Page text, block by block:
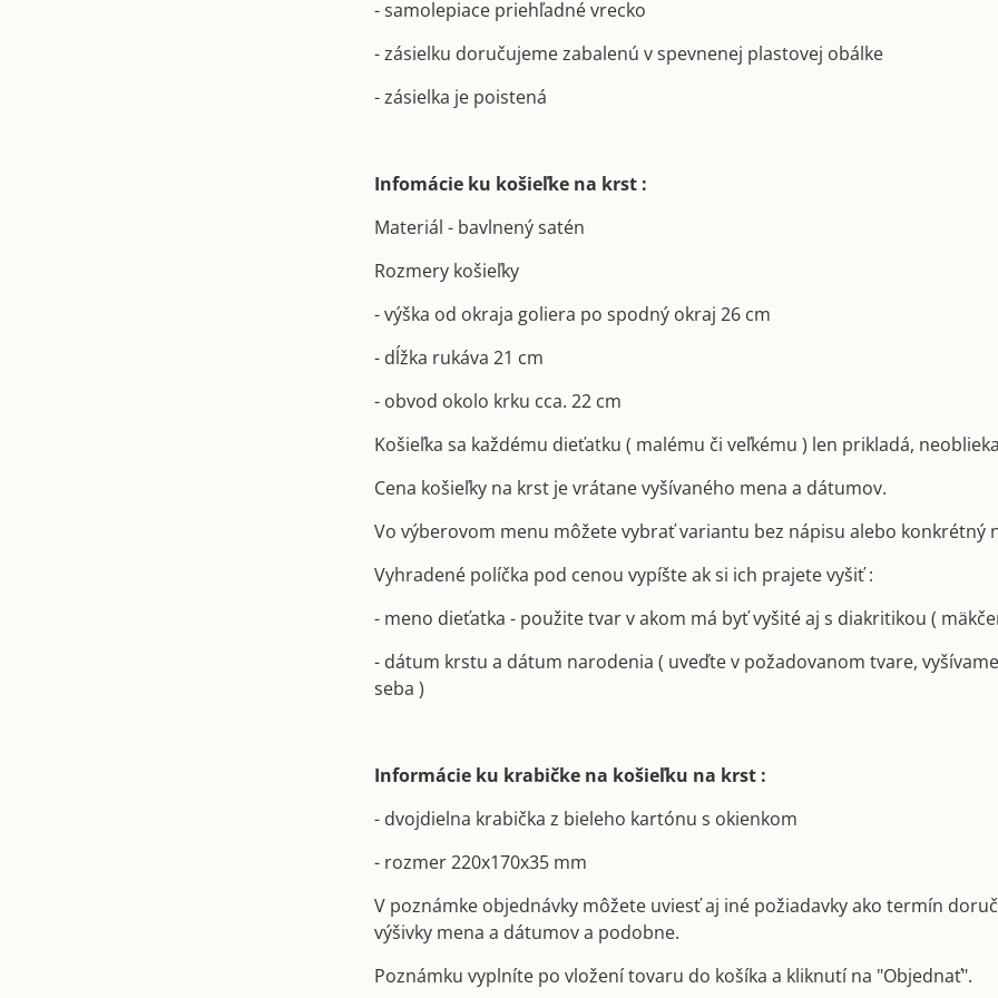
- samolepiace priehľadné vrecko
- zásielku doručujeme zabalenú v spevnenej plastovej obálke
- zásielka je poistená
Infomácie ku košieľke na krst :
Materiál - bavlnený satén
Rozmery košieľky
- výška od okraja goliera po spodný okraj 26 cm
- dĺžka rukáva 21 cm
- obvod okolo krku cca. 22 cm
Košieľka sa každému dieťatku ( malému či veľkému ) len prikladá,
Cena košieľky na krst je vrátane vyšívaného mena a dátumov.
Vo výberovom menu môžete vybrať variantu bez nápisu alebo konkrétný
Vyhradené políčka pod cenou vypíšte ak si ich prajete vyšiť :
- meno dieťatka - použite tvar v akom má byť vyšité aj s diakritikou (
- dátum krstu a dátum narodenia ( uveďte v požadovanom tvare,
seba )
Informácie ku krabičke na košieľku na krst :
- dvojdielna krabička z bieleho kartónu s okienkom
- rozmer 220x170x35 mm
V poznámke objednávky môžete uviesť aj iné požiadavky ako termín
výšivky mena a dátumov a podobne.
Poznámku vyplníte po vložení tovaru do košíka a kliknutí na "Objednať".